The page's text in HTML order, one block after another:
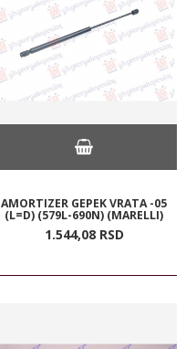
AMORTIZER GEPEK VRATA -05
(L=D) (579L-690N) (MARELLI)
1.544,08 RSD